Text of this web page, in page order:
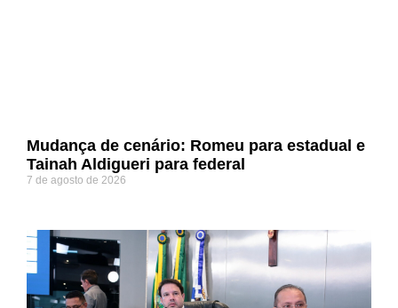
Mudança de cenário: Romeu para estadual e
Tainah Aldigueri para federal
7 de agosto de 2026